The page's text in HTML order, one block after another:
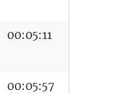
00:05:11
00:05:57